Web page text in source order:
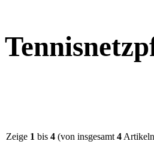
Zeige 1 bis 4 (von insgesamt 4